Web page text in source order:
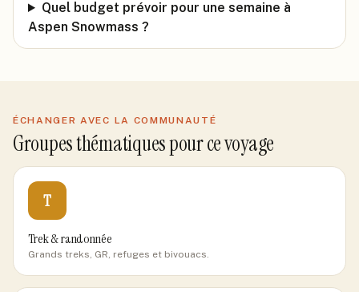
Quel budget prévoir pour une semaine à
Aspen Snowmass ?
ÉCHANGER AVEC LA COMMUNAUTÉ
Groupes thématiques pour ce voyage
T
Trek & randonnée
Grands treks, GR, refuges et bivouacs.